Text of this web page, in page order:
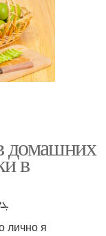
домашних
в
Здравствуйте Уважаемые читатели! ✿ܓ
лично я